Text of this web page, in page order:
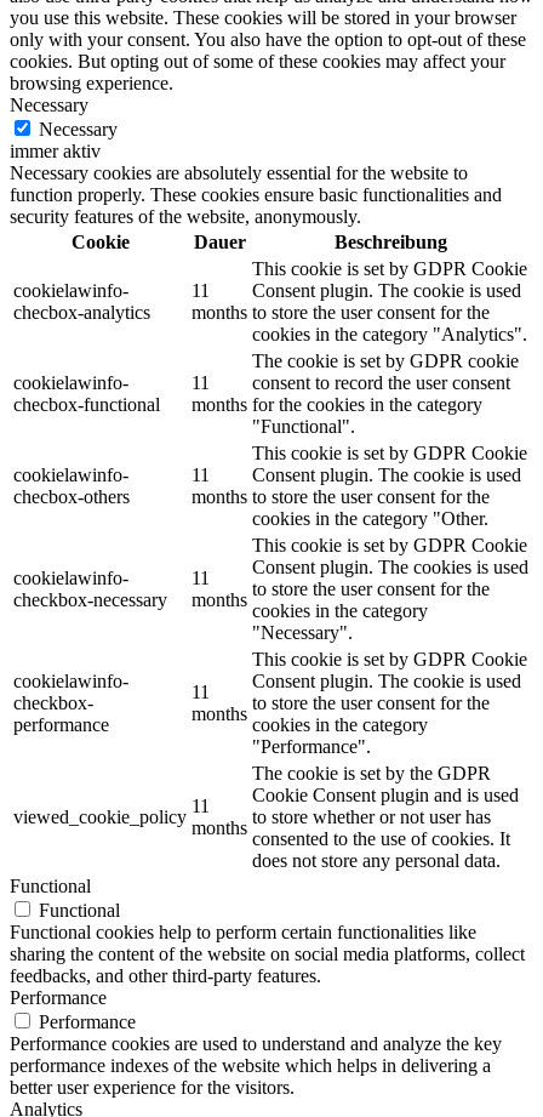
you use this website. These cookies will be stored in your browser
only with your consent. You also have the option to opt-out of these
cookies. But opting out of some of these cookies may affect your
browsing experience.
Necessary
Necessary
immer aktiv
Necessary cookies are absolutely essential for the website to
function properly. These cookies ensure basic functionalities and
security features of the website, anonymously.
Cookie
Dauer Beschreibung
cookielawinfo-
checbox-analytics
11
months
This cookie is set by GDPR Cookie
Consent plugin. The cookie is used
to store the user consent for the
cookies in the category "Analytics".
cookielawinfo-
checbox-functional
11
months
The cookie is set by GDPR cookie
consent to record the user consent
for the cookies in the category
"Functional".
cookielawinfo-
checbox-others
11
months
This cookie is set by GDPR Cookie
Consent plugin. The cookie is used
to store the user consent for the
cookies in the category "Other.
cookielawinfo-
checkbox-necessary
11
months
This cookie is set by GDPR Cookie
Consent plugin. The cookies is used
to store the user consent for the
cookies in the category
"Necessary".
cookielawinfo-
checkbox-
performance
11
months
This cookie is set by GDPR Cookie
Consent plugin. The cookie is used
to store the user consent for the
cookies in the category
"Performance".
viewed_cookie_policy
11
months
The cookie is set by the GDPR
Cookie Consent plugin and is used
to store whether or not user has
consented to the use of cookies. It
does not store any personal data.
Functional
Functional
Functional cookies help to perform certain functionalities like
sharing the content of the website on social media platforms, collect
feedbacks, and other third-party features.
Performance
Performance
Performance cookies are used to understand and analyze the key
performance indexes of the website which helps in delivering a
better user experience for the visitors.
Analytics